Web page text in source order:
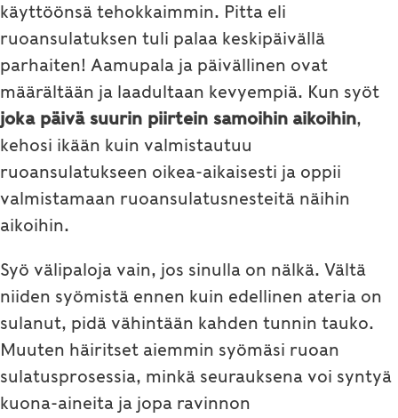
käyttöönsä tehokkaimmin. Pitta eli
ruoansulatuksen tuli palaa keskipäivällä
parhaiten! Aamupala ja päivällinen ovat
määrältään ja laadultaan kevyempiä. Kun syöt
joka päivä suurin piirtein samoihin aikoihin,
kehosi ikään kuin valmistautuu
ruoansulatukseen oikea-aikaisesti ja oppii
valmistamaan ruoansulatusnesteitä näihin
aikoihin.
Syö välipaloja vain, jos sinulla on nälkä. Vältä
niiden syömistä ennen kuin edellinen ateria on
sulanut, pidä vähintään kahden tunnin tauko.
Muuten häiritset aiemmin syömäsi ruoan
sulatusprosessia, minkä seurauksena voi syntyä
kuona-aineita ja jopa ravinnon